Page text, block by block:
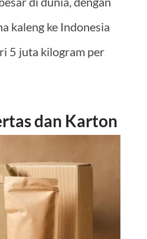
kaleng ke Indonesia
5 juta kilogram per
dan Karton